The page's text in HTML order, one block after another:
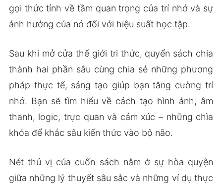
gọi thức tỉnh về tầm quan trọng của trí nhớ và sự
ảnh hưởng của nó đối với hiệu suất học tập.
Sau khi mở cửa thế giới tri thức, quyển sách chia
thành hai phần sâu cùng chia sẻ những phương
pháp thực tế, sáng tạo giúp bạn tăng cường trí
nhớ. Bạn sẽ tìm hiểu về cách tạo hình ảnh, âm
thanh, logic, trực quan và cảm xúc – những chìa
khóa để khắc sâu kiến thức vào bộ não.
Nét thú vị của cuốn sách nằm ở sự hòa quyện
giữa những lý thuyết sâu sắc và những ví dụ thực